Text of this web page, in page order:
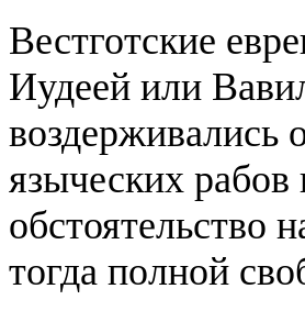
Вестготские
Иудеей или
воздерживались
языческих
обстоятельство
тогда полной